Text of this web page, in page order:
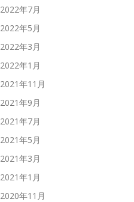
2022年7月
2022年5月
2022年3月
2022年1月
2021年11月
2021年9月
2021年7月
2021年5月
2021年3月
2021年1月
2020年11月